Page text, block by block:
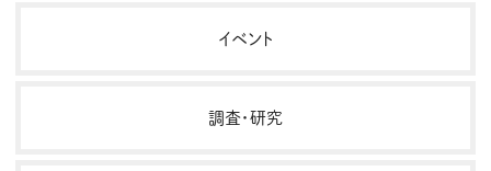
イベント
調査・研究